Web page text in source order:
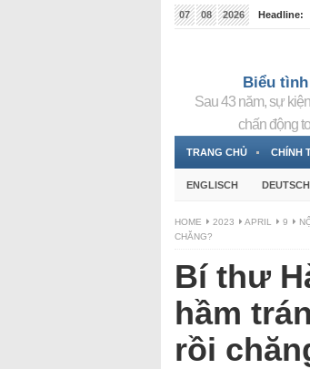
07 08 2026
Headline:
Biểu
Sau 43 năm, sự
chấn động
TRANG CHỦ CHÍNH
ENGLISCH DEUTSCH
HOME 2023 APRIL 9
CHĂNG?
Bí thư
hầm
rồi